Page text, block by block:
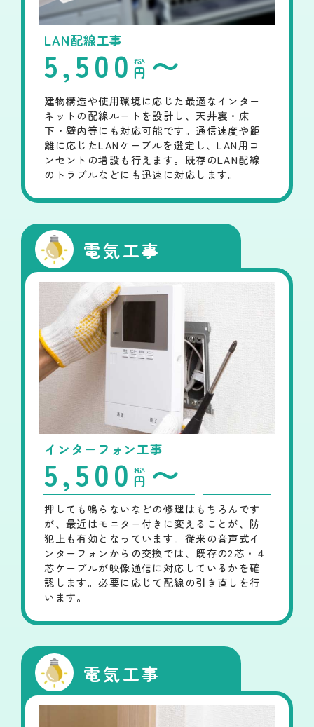
LAN配線工事
5,500 円 〜
税込
建物構造や使用環境に応じた最適なインター
ネットの配線ルートを設計し、天井裏・床
下・壁内等にも対応可能です。通信速度や距
離に応じたLANケーブルを選定し、LAN用コ
ンセントの増設も行えます。既存のLAN配線
のトラブルなどにも迅速に対応します。
電気工事
インターフォン工事
5,500 円 〜
税込
押しても鳴らないなどの修理はもちろんです
が、最近はモニター付きに変えることが、防
犯上も有効となっています。従来の音声式イ
ンターフォンからの交換では、既存の2芯・４
芯ケーブルが映像通信に対応しているかを確
認します。必要に応じて配線の引き直しを行
います。
電気工事